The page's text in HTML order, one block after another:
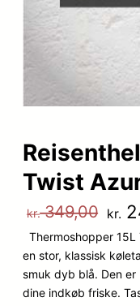
Twist
kr.349,00 D
e
n
kr.
Thermoshopper
en stor, klassisk
smuk dyb blå. Den
dine indkøb friske.